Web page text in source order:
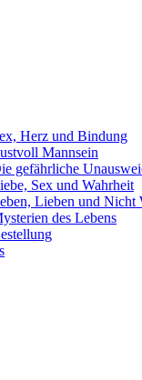
Herz und Bindung
Mannsein
gefährliche
Sex und Wahrheit
Lieben und Nicht
des Lebens